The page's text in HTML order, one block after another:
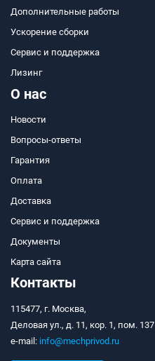
Дополнительные работы
Ускорение сборки
Сервис и поддержка
Лизинг
О нас
Новости
Вопросы-ответы
Гарантия
Оплата
Доставка
Сервис и поддержка
Документы
Карта сайта
Контакты
115477, г. Москва,
Деловая ул., д. 11, кор. 1, пом. 137
e-mail: info@mechprivod.ru